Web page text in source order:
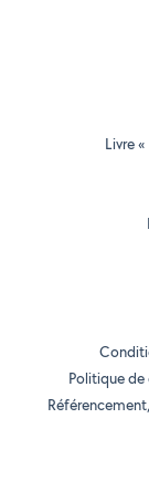
Livre
Politique